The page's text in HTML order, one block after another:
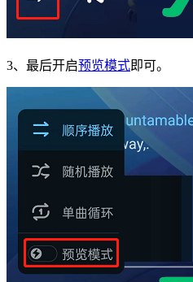
3、最后开启预览模式即可。